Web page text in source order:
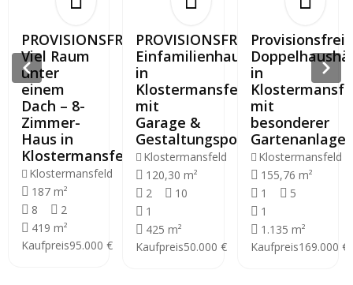
PROVISIONSFREI:
Viel Raum
unter
einem
Dach – 8-
Zimmer-
Haus in
Klostermansfeld
Klostermansfeld
187 m²
8
2
419 m²
Kaufpreis95.000 €
PROVISIONSFREI:
Einfamilienhaus
in
Klostermansfeld
mit
Garage &
Gestaltungspotenzial
Klostermansfeld
120,30 m²
2
10
1
425 m²
Kaufpreis50.000 €
Provisionsfrei:
in
mit
besonderer
Gartenanlage
Klostermansfeld
155,76 m²
1
5
1
1.135 m²
Kaufpreis169.000 €